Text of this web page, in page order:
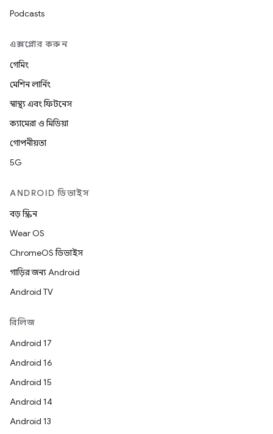
Podcasts
এক্সপ্লোর করুন
গেমিং
মেশিন লার্নিং
স্বাস্থ্য এবং ফিটনেস
ক্যামেরা ও মিডিয়া
গোপনীয়তা
5G
ANDROID ডিভাইস
বড় স্ক্রিন
Wear OS
ChromeOS ডিভাইস
গাড়ির জন্য Android
Android TV
রিলিজ
Android 17
Android 16
Android 15
Android 14
Android 13